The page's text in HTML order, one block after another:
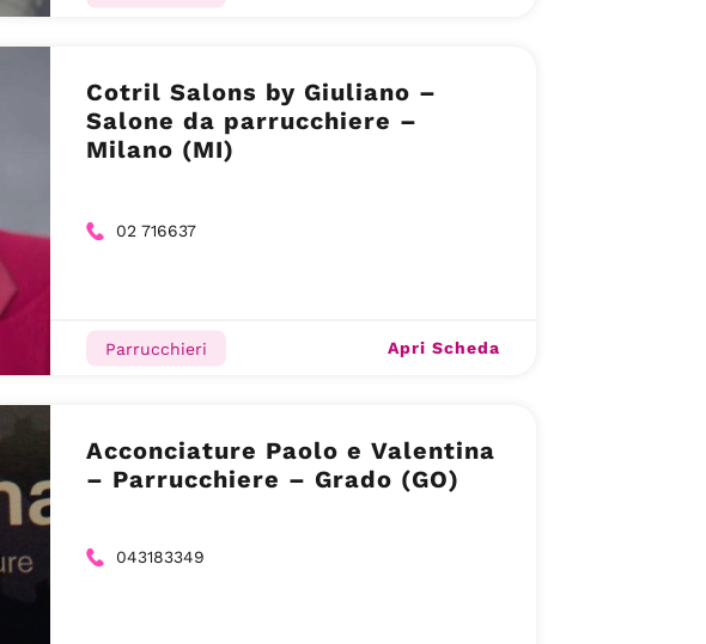
Cotril Salons by Giuliano –
Salone da parrucchiere –
Milano (MI)
02 716637
Parrucchieri Apri Scheda
Acconciature Paolo e Valentina
– Parrucchiere – Grado (GO)
043183349